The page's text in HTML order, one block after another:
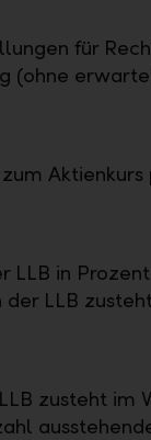
für
(ohne
LLB in
der LLB zusteht
zusteht im